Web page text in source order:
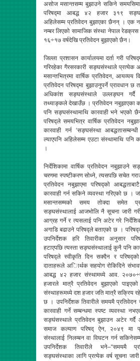
असोज मसान्तसम्म बुझाउने सकिने
परिषद्मा आबद्ध ४२ हजार ३१९
अहिलेसम्म प्रतिवेदन बुझाएका छैनन् । एक
नम्बर लिएको सामाजिक संस्था नेपाल रेडक्रस
१६÷१७ वर्षदेखि प्रतिवेदन बुझाएको छैन।
जिल्ला प्रशासन कार्यालयमा दर्ता गरी
गरिरहेका गैरसरकारी सङ्घसंस्थाले प्रत्येक
मसान्तभित्रमा वार्षिक प्रतिवेदन, आयव्यय
प्रतिवेदन परिषद्मा बुझाउनुपर्ने प्रावधान छ
अधिकांश सङ्घसंस्थाले उल्लङ्घन गर्दै
तथ्याङ्कले देखाउँछ । प्रतिवेदन नबुझाएका
पनि सङ्घसंस्थामाथि कारवाही भने भएको
परिषद्ले समयभित्र वार्षिक प्रतिवेदन
कारवाही गर्न ‘सङ्घसंस्था
ल्याएपनि अहिलेसम्म एउटा संस्थामाथि पनि
।
निर्देशिकामा वार्षिक प्रतिवेदन नबुझाउने
चरणमा स्पष्टीकरण सोध्ने, त्यसपछि सचेत
प्रतिवेदन नबुझाएमा परिषद्को
कारवाही गर्न सकिने व्यवस्था गरिएको छ ।
मसान्तसम्मको समय तोक्दा समेत
सङ्घसंस्थालाई आजभोलि नै सूचना जारी
आग्रह गर्ने र त्यसलाई पनि अटेर गरे
अगाडि बढाउने परिषद्ले बताएको छ ।
उपनिर्देशक हरि तिवारीका अनुसार
हटाएपछि त्यस्ता सङ्घसंस्थालाई कुनै पनि
परिषद्ले स्वीकृति दिन सक्दैन र
दाताहरूले अािर्थक सहयोग रोकिदिने
आबद्ध ४२ हजार संस्थामध्ये आव.
हजारले मात्रै प्रतिवेदन बुझाएको
संस्थाहरूमध्ये दश हजार जति मात्रै सक्रिय
छ । उपनिर्देशक तिवारीले समयमै प्रतिवेदन
कारवाही गर्ने सम्बन्धमा स्पष्ट व्यवस्था
सङ्घंसस्थाले प्रतिवेदन बुझाउन अटेर गर्दै
समाज कल्याण परिषद् ऐन, २०४९ मा
संस्थालाई निलम्बन वा विघटन गर्न
उपनिर्देशक तिवारीले भने–“समयमै
सङ्घसंस्थाका लागि प्रत्येक वर्ष सूचना